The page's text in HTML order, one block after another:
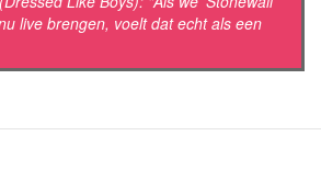
live brengen, voelt dat echt als een